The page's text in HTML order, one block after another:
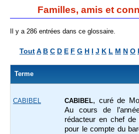
Familles, amis et
Il y a 286 entrées dans ce glossaire.
ToutA B C D E F G H I J K L M N O
Terme
CABIBEL CABIBEL, curé de
Au cours de
rédacteur en chef de
pour le compte du